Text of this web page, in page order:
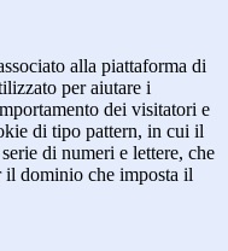
alla piattaforma di
per aiutare i
dei visitatori e
di tipo pattern, in cui il
di numeri e lettere, che
il dominio che imposta il